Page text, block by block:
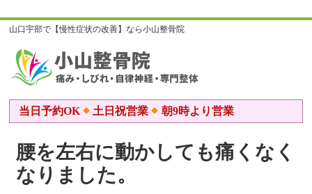
山口宇部で【慢性症状の改善】なら小山整骨院
当日予約OK 土日祝営業 朝9時より営業
腰を左右に動かしても痛くなく
なりました。